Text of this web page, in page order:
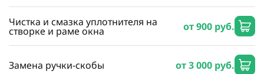
Чистка и смазка уплотнителя на
створке и раме окна от 900 руб.
Замена ручки-скобы от 3 000 руб.